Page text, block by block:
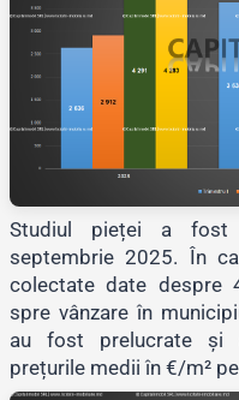
Studiul pieței a fost
septembrie 2025. În
colectate date despre
spre vânzare în
au fost prelucrate și
prețurile medii în €/m²